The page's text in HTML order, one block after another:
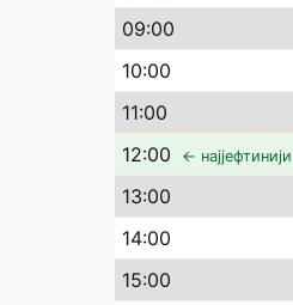
09:00
10:00
11:00
12:00 ← најјефтинији
13:00
14:00
15:00